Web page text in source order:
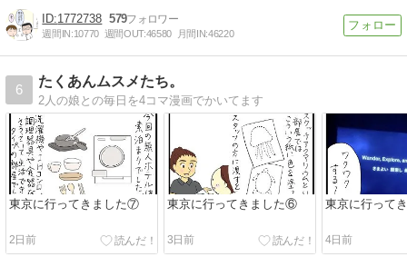
1772738 579
週間IN:10770 週間OUT:46580 月間IN:46220
6
たくあんムスメたち。
2人の娘との毎日を4コマ漫画でかいてます
東京に行ってきました⑦
2日前
東京に行ってきました⑥
3日前
東京に行って
4日前